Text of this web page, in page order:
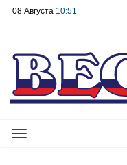
08 Августа 10:51
Toggle